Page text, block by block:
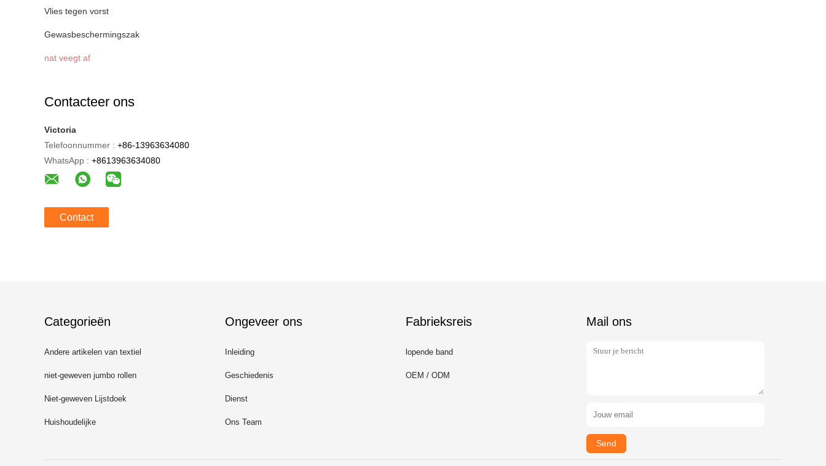
Vlies tegen vorst
Gewasbeschermingszak
nat veegt af
Contacteer ons
Victoria
Telefoonnummer : +86-13963634080
WhatsApp : +8613963634080
Contact
Categorieën
Andere artikelen van textiel
niet-geweven jumbo rollen
Niet-geweven Lijstdoek
Huishoudelijke
Ongeveer ons
Inleiding
Geschiedenis
Dienst
Ons Team
Fabrieksreis
lopende band
OEM / ODM
Mail ons
Send